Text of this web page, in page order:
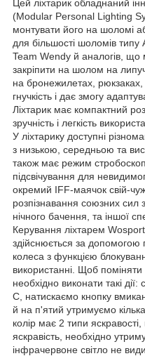
Цей ліхтарик обладнаний
(Modular Personal Lighting
монтувати його на шоломі
для більшості шоломів
Team Wendy й аналогів,
закріпити на шолом на
на бронежилетах,
гнучкість і дає змогу
Ліхтарик має компактний
зручність і легкість
У ліхтарику доступні
з низькою, середньою та
також має режим
підсвічування для
окремий IFF-маячок свій-
розпізнавання союзних сил
нічного бачення, та іншої
Керування ліхтарем
здійснюється за допомогою
колеса з функцією
використанні. Щоб
необхідно виконати такі
С, натискаємо кнопку
й на п'ятий утримуємо
колір має 2 типи
яскравість, необхідно
інфрачервоне світло не